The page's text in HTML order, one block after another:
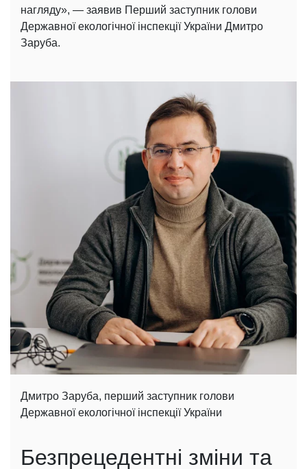
нагляду», — заявив Перший заступник голови
Державної екологічної інспекції України Дмитро
Заруба.
Дмитро Заруба, перший заступник голови
Державної екологічної інспекції України
Безпрецедентні зміни та